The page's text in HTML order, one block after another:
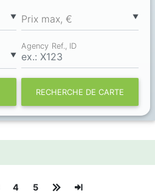
▼ ▼
Prix max, €
▼
Agency Ref., ID
RECHERCHE DE CARTE
4 5